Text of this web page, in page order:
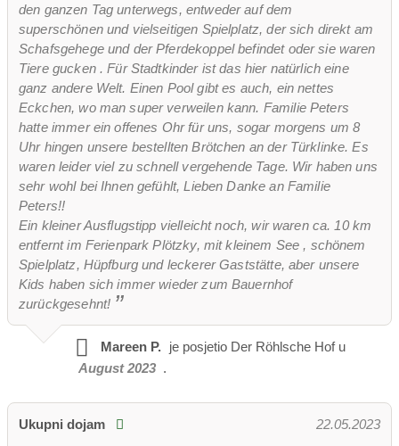
den ganzen Tag unterwegs, entweder auf dem
superschönen und vielseitigen Spielplatz, der sich direkt am
Schafsgehege und der Pferdekoppel befindet oder sie waren
Tiere gucken . Für Stadtkinder ist das hier natürlich eine
ganz andere Welt. Einen Pool gibt es auch, ein nettes
Eckchen, wo man super verweilen kann. Familie Peters
hatte immer ein offenes Ohr für uns, sogar morgens um 8
Uhr hingen unsere bestellten Brötchen an der Türklinke. Es
waren leider viel zu schnell vergehende Tage. Wir haben uns
sehr wohl bei Ihnen gefühlt, Lieben Danke an Familie
Peters!!
Ein kleiner Ausflugstipp vielleicht noch, wir waren ca. 10 km
entfernt im Ferienpark Plötzky, mit kleinem See , schönem
Spielplatz, Hüpfburg und leckerer Gaststätte, aber unsere
Kids haben sich immer wieder zum Bauernhof
zurückgesehnt!
Mareen P. je posjetio Der Röhlsche Hof u
August 2023 .
Ukupni dojam 22.05.2023